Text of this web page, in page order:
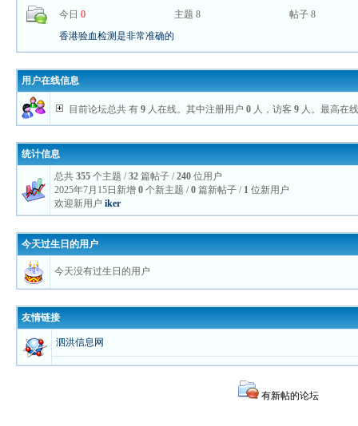
今日 0 主题 8
帖子 8
香港验血检测是非常准确的
用户在线信息
目前论坛总共 有 9 人在线。其中注册用户 0 人，访客 9 人。最高在
统计信息
总共 355 个主题 /32 篇帖子 /240 位用户
2025年7月15日新增 0 个新主题 /0 篇新帖子 / 1 位新用户
欢迎新用户 iker
今天过生日的用户
今天没有过生日的用户
友情链接
泗洪信息网
有新帖的论坛